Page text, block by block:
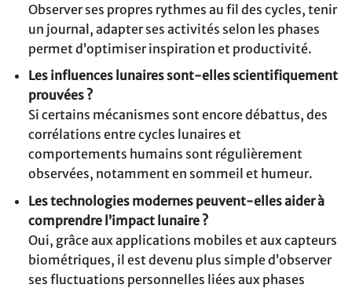
Observer ses propres rythmes au fil des cycles, tenir
un journal, adapter ses activités selon les phases
permet d’optimiser inspiration et productivité.
Les influences lunaires sont-elles scientifiquement
prouvées ?
Si certains mécanismes sont encore débattus, des
corrélations entre cycles lunaires et
comportements humains sont régulièrement
observées, notamment en sommeil et humeur.
Les technologies modernes peuvent-elles aider à
comprendre l’impact lunaire ?
Oui, grâce aux applications mobiles et aux capteurs
biométriques, il est devenu plus simple d’observer
ses fluctuations personnelles liées aux phases